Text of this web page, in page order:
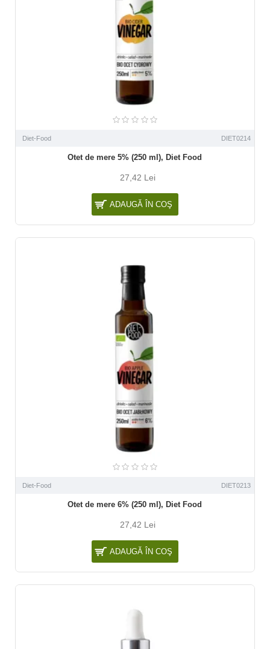
Diet-Food DIET0214
Otet de mere 5% (250 ml), Diet Food
27,42 Lei
ADAUGĂ ÎN COŞ
Diet-Food DIET0213
Otet de mere 6% (250 ml), Diet Food
27,42 Lei
ADAUGĂ ÎN COŞ